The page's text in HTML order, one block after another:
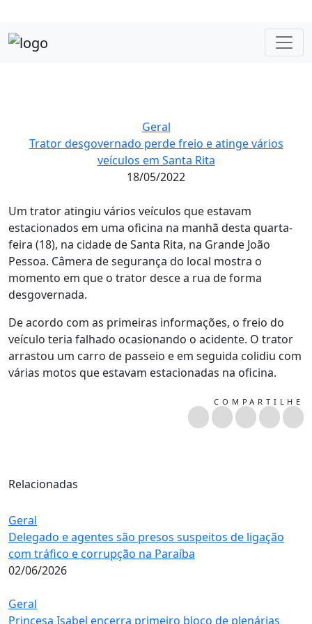
Geral
Trator desgovernado perde freio e atinge vários
veículos em Santa Rita
18/05/2022
Um trator atingiu vários veículos que estavam
estacionados em uma oficina na manhã desta quarta-
feira (18), na cidade de Santa Rita, na Grande João
Pessoa. Câmera de segurança do local mostra o
momento em que o trator desce a rua de forma
desgovernada.
De acordo com as primeiras informações, o freio do
veículo teria falhado ocasionando o acidente. O trator
arrastou um carro de passeio e em seguida colidiu com
várias motos que estavam estacionadas na oficina.
COMPARTILHE
Relacionadas
Geral
Delegado e agentes são presos suspeitos de ligação
com tráfico e corrupção na Paraíba
02/06/2026
Geral
Princesa Isabel encerra primeiro bloco de plenárias